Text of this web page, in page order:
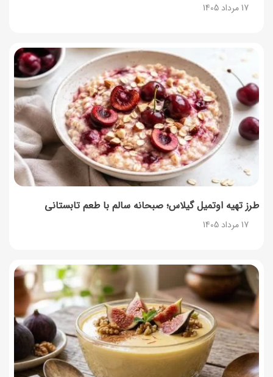
17 مرداد 1405
طرز تهیه اوتمیل گیلاس؛ صبحانه سالم با طعم تابستانی
17 مرداد 1405